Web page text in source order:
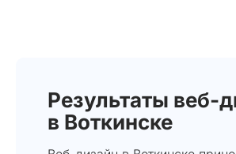
Результаты веб-
в Воткинске